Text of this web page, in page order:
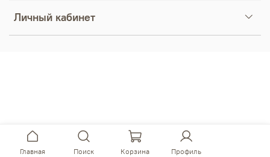
Личный кабинет
Главная Поиск Корзина Профиль